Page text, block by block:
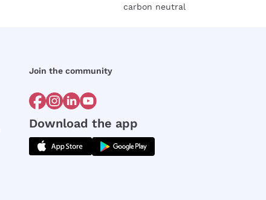
carbon neutral
Join the community
Download the app